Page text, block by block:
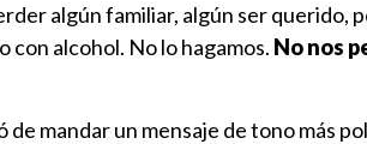
algún familiar, algún ser querido,
alcohol. No lo hagamos. No nos
mandar un mensaje de tono más